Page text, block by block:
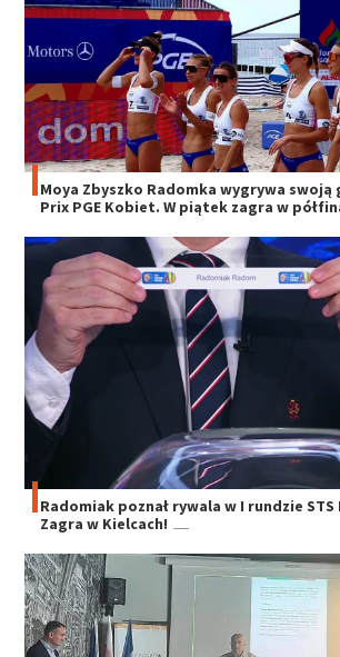
Moya Zbyszko Radomka wygrywa swoją
Prix PGE Kobiet. W piątek zagra w
Radomiak poznał rywala w I rundzie
Zagra w Kielcach!